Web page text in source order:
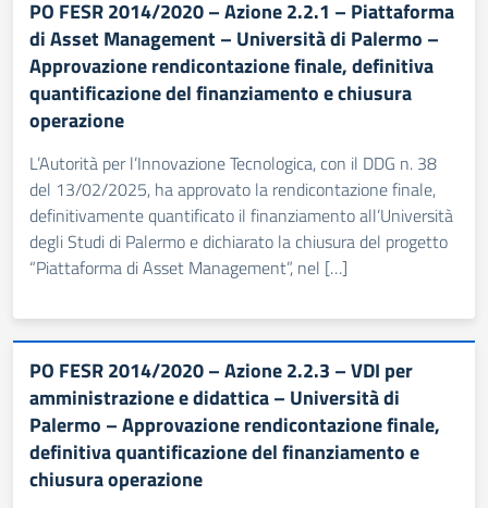
PO FESR 2014/2020 – Azione 2.2.1 – Piattaforma
di Asset Management – Università di Palermo –
Approvazione rendicontazione finale, definitiva
quantificazione del finanziamento e chiusura
operazione
L’Autorità per l’Innovazione Tecnologica, con il DDG n. 38
del 13/02/2025, ha approvato la rendicontazione finale,
definitivamente quantificato il finanziamento all’Università
degli Studi di Palermo e dichiarato la chiusura del progetto
“Piattaforma di Asset Management”, nel […]
PO FESR 2014/2020 – Azione 2.2.3 – VDI per
amministrazione e didattica – Università di
Palermo – Approvazione rendicontazione finale,
definitiva quantificazione del finanziamento e
chiusura operazione